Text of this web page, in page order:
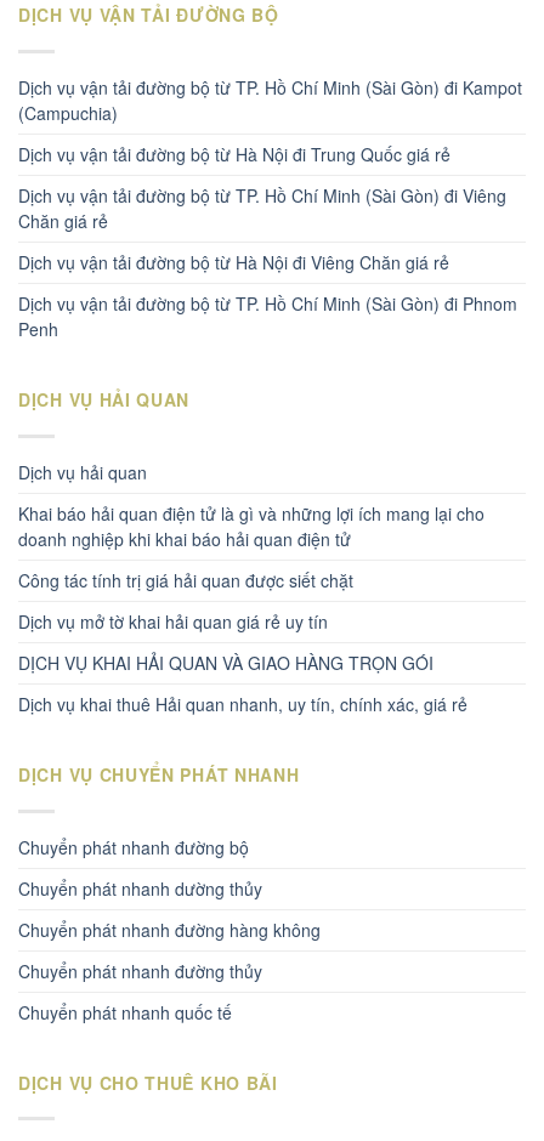
DỊCH VỤ VẬN TẢI ĐƯỜNG BỘ
Dịch vụ vận tải đường bộ từ TP. Hồ Chí Minh (Sài Gòn) đi Kampot
(Campuchia)
Dịch vụ vận tải đường bộ từ Hà Nội đi Trung Quốc giá rẻ
Dịch vụ vận tải đường bộ từ TP. Hồ Chí Minh (Sài Gòn) đi Viêng
Chăn giá rẻ
Dịch vụ vận tải đường bộ từ Hà Nội đi Viêng Chăn giá rẻ
Dịch vụ vận tải đường bộ từ TP. Hồ Chí Minh (Sài Gòn) đi Phnom
Penh
DỊCH VỤ HẢI QUAN
Dịch vụ hải quan
Khai báo hải quan điện tử là gì và những lợi ích mang lại cho
doanh nghiệp khi khai báo hải quan điện tử
Công tác tính trị giá hải quan được siết chặt
Dịch vụ mở tờ khai hải quan giá rẻ uy tín
DỊCH VỤ KHAI HẢI QUAN VÀ GIAO HÀNG TRỌN GÓI
Dịch vụ khai thuê Hải quan nhanh, uy tín, chính xác, giá rẻ
DỊCH VỤ CHUYỂN PHÁT NHANH
Chuyển phát nhanh đường bộ
Chuyển phát nhanh dường thủy
Chuyển phát nhanh đường hàng không
Chuyển phát nhanh đường thủy
Chuyển phát nhanh quốc tế
DỊCH VỤ CHO THUÊ KHO BÃI